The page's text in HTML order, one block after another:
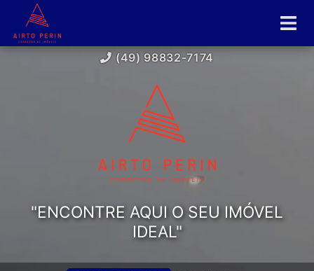
(49) 98832-7174
"ENCONTRE AQUI O SEU IMÓVEL
IDEAL"